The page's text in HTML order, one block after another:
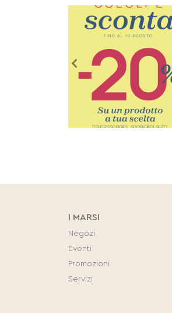
I MARSI
Negozi
Eventi
Promozioni
Servizi